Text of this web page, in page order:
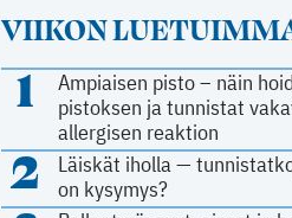
VIIKON
1
Ampiaisen pisto – näin
pistoksen ja tunnistat
allergisen reaktion
2
Läiskät iholla —
on kysymys?